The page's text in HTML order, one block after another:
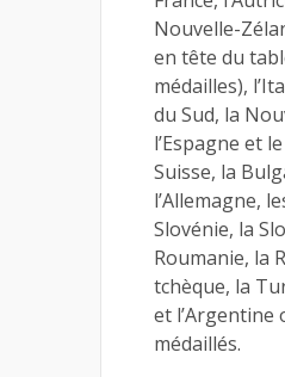
Nouvelle-
en tête du
médailles),
du Sud, la
l’Espagne et
Suisse, la
l’Allemagne,
Slovénie, la
Roumanie, la
tchèque, la
et l’Argentine
médaillés.